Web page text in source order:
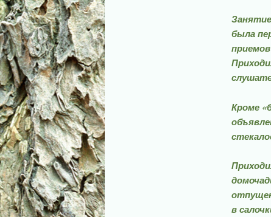
была
Кроме
в